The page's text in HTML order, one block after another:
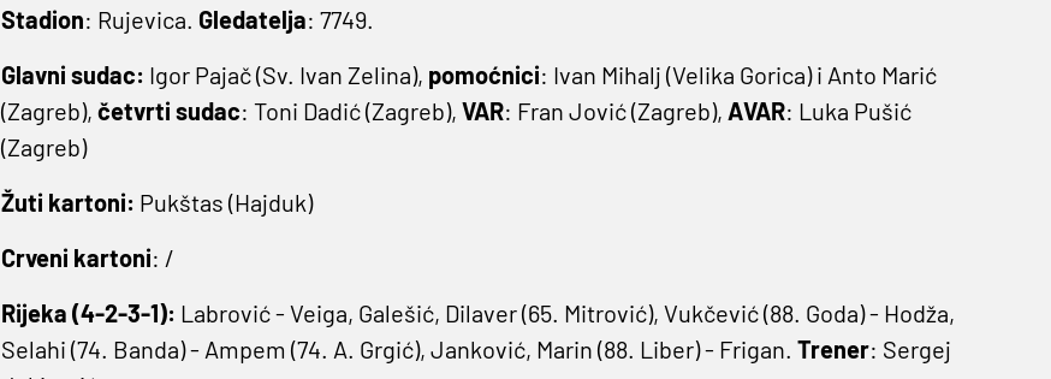
Stadion: Rujevica. Gledatelja: 7749.
Glavni sudac: Igor Pajač (Sv. Ivan Zelina), pomoćnici: Ivan Mihalj (Velika Gorica) i Anto Marić
(Zagreb), četvrti sudac: Toni Dadić (Zagreb), VAR: Fran Jović (Zagreb), AVAR: Luka Pušić
(Zagreb)
Žuti kartoni: Pukštas (Hajduk)
Crveni kartoni: /
Rijeka (4-2-3-1): Labrović - Veiga, Galešić, Dilaver (65. Mitrović), Vukčević (88. Goda) - Hodža,
Selahi (74. Banda) - Ampem (74. A. Grgić), Janković, Marin (88. Liber) - Frigan. Trener: Sergej